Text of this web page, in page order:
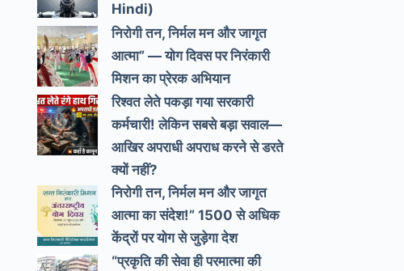
Hindi)
निरोगी तन, निर्मल मन और जागृत
आत्मा” — योग दिवस पर निरंकारी
मिशन का प्रेरक अभियान
रिश्वत लेते पकड़ा गया सरकारी
कर्मचारी! लेकिन सबसे बड़ा सवाल—
आखिर अपराधी अपराध करने से डरते
क्यों नहीं?
निरोगी तन, निर्मल मन और जागृत
आत्मा का संदेश!” 1500 से अधिक
केंद्रों पर योग से जुड़ेगा देश
“प्रकृति की सेवा ही परमात्मा की